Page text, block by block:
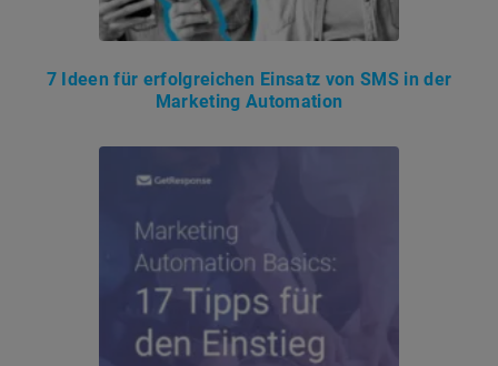
7 Ideen für erfolgreichen Einsatz von SMS in der
Marketing Automation